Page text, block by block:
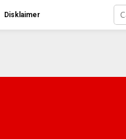
Disklaimer